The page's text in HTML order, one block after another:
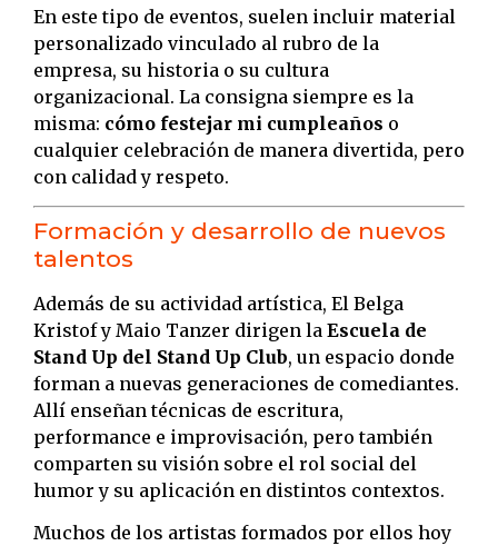
En este tipo de eventos, suelen incluir material
personalizado vinculado al rubro de la
empresa, su historia o su cultura
organizacional. La consigna siempre es la
misma: cómo festejar mi cumpleaños o
cualquier celebración de manera divertida, pero
con calidad y respeto.
Formación y desarrollo de nuevos
talentos
Además de su actividad artística, El Belga
Kristof y Maio Tanzer dirigen la Escuela de
Stand Up del Stand Up Club, un espacio donde
forman a nuevas generaciones de comediantes.
Allí enseñan técnicas de escritura,
performance e improvisación, pero también
comparten su visión sobre el rol social del
humor y su aplicación en distintos contextos.
Muchos de los artistas formados por ellos hoy